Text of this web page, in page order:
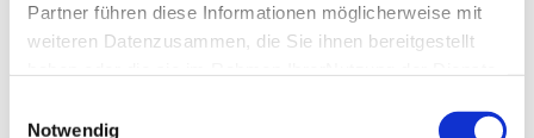
Partner führen diese Informationen möglicherweise mit
weiteren Datenzusammen, die Sie ihnen bereitgestellt
Impressum
Notwendig
Website:www.jaz-hotel.com